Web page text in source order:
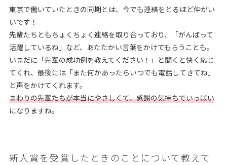
東京で働いていたときの同期とは、今でも連絡をとるほど仲がい
いです！
先輩たちともちょくちょく連絡を取り合っており、「がんばって
活躍しているね」など、あたたかい⾔葉をかけてもらうことも。
いまだに「先輩の成功例を教えてください！」と聞くと快く応じ
てくれ、最後には「また何かあったらいつでも電話してきてね」
と声をかけてくれます。
まわりの先輩たちが本当にやさしくて、感謝の気持ちでいっぱい
になりますね。
新⼈賞を受賞したときのことについて教えて